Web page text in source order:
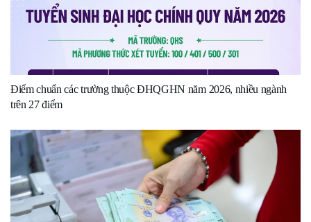
Điểm chuẩn các trường thuộc ĐHQGHN năm 2026, nhiều ngành
trên 27 điểm